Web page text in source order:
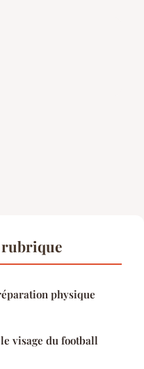
rubrique
physique
visage du football